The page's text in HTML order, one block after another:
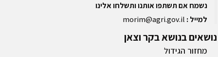
נשמח אם תשתפו אותנו ותשלחו אלינו
למייל : morim@agri.gov.il
נושאיםבנושא בקר וצאן
מחזור הגידול